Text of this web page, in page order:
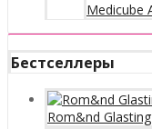
Medicube
Бестселлеры
Rom&nd